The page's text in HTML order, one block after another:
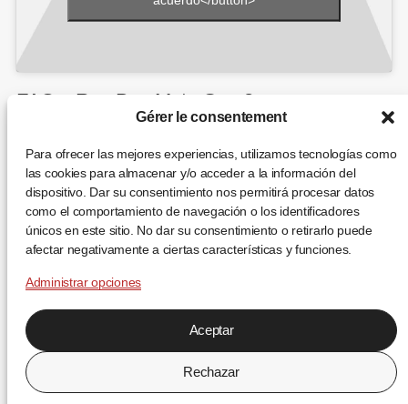
Gérer le consentement
Para ofrecer las mejores experiencias, utilizamos tecnologías como
las cookies para almacenar y/o acceder a la información del
dispositivo. Dar su consentimiento nos permitirá procesar datos
como el comportamiento de navegación o los identificadores
únicos en este sitio. No dar su consentimiento o retirarlo puede
afectar negativamente a ciertas características y funciones.
Administrar opciones
Aceptar
Rechazar
FAQ – Ray-Ban Meta Gen 2
Ofrecen hasta 8 horas de uso continuo. Con el
estuche de carga se añaden48 horas más, y la carga
rápida alcanza el 50 % en solo 20 minutos.
¿Qué calidad de foto y vídeo tienen?
Incluyen unacámara de 12 MPy graban en3K Ultra
HD con HDR
. Próximas actualizaciones añadirán
modos decámara lenta
¿Qué funciones inteligentes incluyen?
Permiten hacer
llamadas, escuchar música, usar
Meta AI, traducción en vivo, Conversation Focusy
compartir fotos y vídeos al instante en redes sociales.